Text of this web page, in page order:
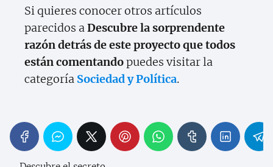
Si quieres conocer otros artículos
parecidos aDescubre la sorprendente
razón detrás de este proyecto que todos
están comentandopuedes visitar la
categoría Sociedad y Política.